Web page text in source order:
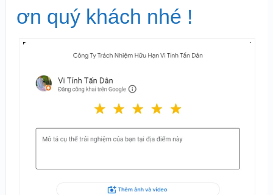
ơn quý khách nhé !